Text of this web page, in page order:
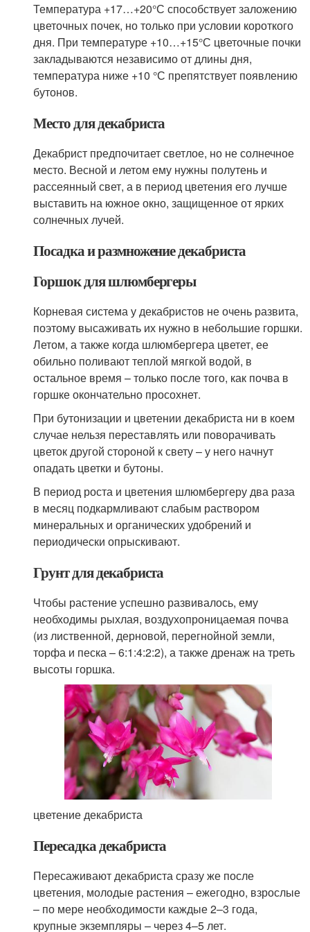
Температура +17…+20°С способствует заложению
цветочных почек, но только при условии короткого
дня. При температуре +10…+15°С цветочные почки
закладываются независимо от длины дня,
температура ниже +10 °С препятствует появлению
бутонов.
Место для декабриста
Декабрист предпочитает светлое, но не солнечное
место. Весной и летом ему нужны полутень и
рассеянный свет, а в период цветения его лучше
выставить на южное окно, защищенное от ярких
солнечных лучей.
Посадка и размножение декабриста
Горшок для шлюмбергеры
Корневая система у декабристов не очень развита,
поэтому высаживать их нужно в небольшие горшки.
Летом, а также когда шлюмбергера цветет, ее
обильно поливают теплой мягкой водой, в
остальное время – только после того, как почва в
горшке окончательно просохнет.
При бутонизации и цветении декабриста ни в коем
случае нельзя переставлять или поворачивать
цветок другой стороной к свету – у него начнут
опадать цветки и бутоны.
В период роста и цветения шлюмбергеру два раза
в месяц подкармливают слабым раствором
минеральных и органических удобрений и
периодически опрыскивают.
Грунт для декабриста
Чтобы растение успешно развивалось, ему
необходимы рыхлая, воздухопроницаемая почва
(из лиственной, дерновой, перегнойной земли,
торфа и песка – 6:1:4:2:2), а также дренаж на треть
высоты горшка.
цветение декабриста
Пересадка декабриста
Пересаживают декабриста сразу же после
цветения, молодые растения – ежегодно, взрослые
– по мере необходимости каждые 2–3 года,
крупные экземпляры – через 4–5 лет.